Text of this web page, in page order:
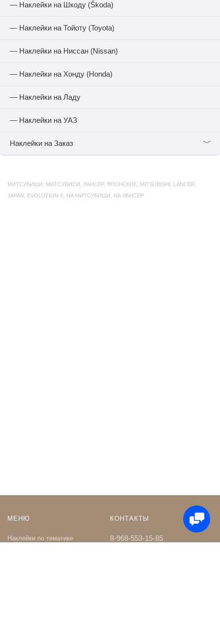
— Наклейки на Шкоду (Škoda)
— Наклейки на Тойоту (Toyota)
— Наклейки на Ниссан (Nissan)
— Наклейки на Хонду (Honda)
— Наклейки на Ладу
— Наклейки на УАЗ
Наклейки на Заказ ﹀
МИТСУБИШИ МИТСУБИСИ ЛАНСЕР, ЯПОНСКИЕ MITSUBISHI LANCER
JAPAN
EVOLUTION X НА МИТСУБИШИ НА ЛАНСЕР
МЕНЮ
Наклейки по тематике
КОНТАКТЫ
8-968-553-15-85